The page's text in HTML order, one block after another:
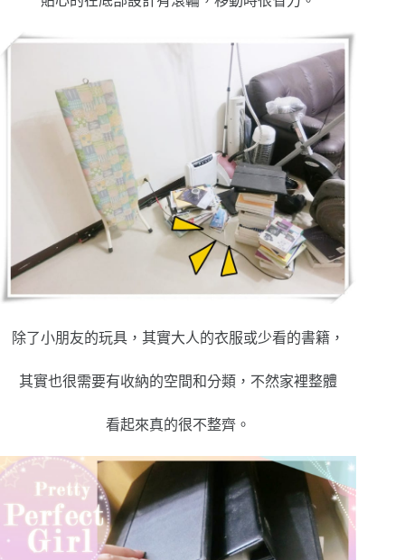
除了小朋友的玩具，其實大人的衣服或少看的書籍，
其實也很需要有收納的空間和分類，不然家裡整體
看起來真的很不整齊。